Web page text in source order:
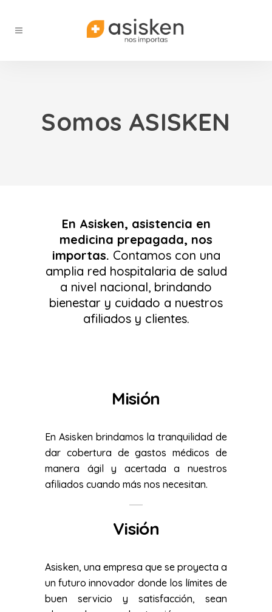
Somos ASISKEN
En Asisken, asistencia en
medicina prepagada, nos
importas. Contamos con una
amplia red hospitalaria de salud
a nivel nacional, brindando
bienestar y cuidado a nuestros
afiliados y clientes.
Misión
En Asisken brindamos la tranquilidad de
dar cobertura de gastos médicos de
manera ágil y acertada a nuestros
afiliados cuando más nos necesitan.
Visión
Asisken, una empresa que se proyecta a
un futuro innovador donde los límites de
buen servicio y satisfacción, sean